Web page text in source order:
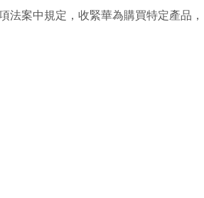
法案中規定，收緊華為購買特定產品，